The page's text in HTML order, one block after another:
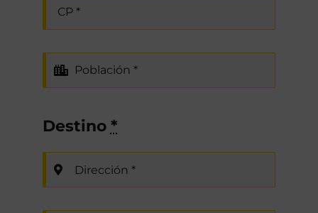
Destino *